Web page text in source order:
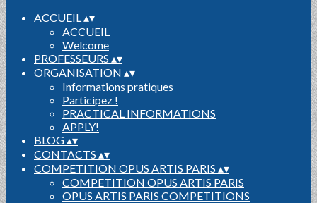
ACCUEIL▴▾
ACCUEIL
Welcome
PROFESSEURS ▴▾
ORGANISATION ▴▾
Informations pratiques
Participez !
PRACTICAL INFORMATIONS
APPLY!
BLOG▴▾
CONTACTS ▴▾
COMPETITION OPUS ARTIS PARIS ▴▾
COMPETITION OPUS ARTIS PARIS
OPUS ARTIS PARIS COMPETITIONS